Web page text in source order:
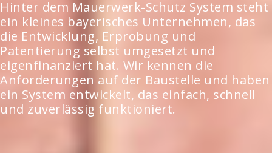
Hinter dem Mauerwerk-Schutz System steht
ein kleines bayerisches Unternehmen, das
die Entwicklung, Erprobung und
Patentierung selbst umgesetzt und
eigenfinanziert hat. Wir kennen die
Anforderungen auf der Baustelle und haben
ein System entwickelt, das einfach, schnell